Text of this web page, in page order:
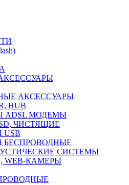
АКСЕССУАРЫ
HUB
ADSL МОДЕМЫ
ЧИСТЯЩИЕ
БЕСПРОВОДНЫЕ
СИСТЕМЫ
КАМЕРЫ